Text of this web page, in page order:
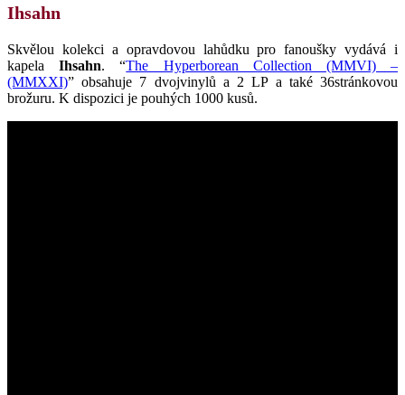
Ihsahn
Skvělou kolekci a opravdovou lahůdku pro fanoušky vydává i
kapelaIhsahn. “The Hyperborean Collection (MMVI) –
(MMXXI)” obsahuje 7 dvojvinylů a 2 LP a také 36stránkovou
brožuru. K dispozici je pouhých 1000 kusů.